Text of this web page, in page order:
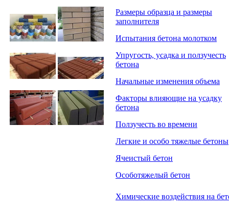
Размеры образца и размеры
заполнителя
Испытания бетона молотком
Упругость, усадка и ползучесть
бетона
Начальные изменения объема
Факторы влияющие на усадку
бетона
Ползучесть во времени
Легкие и особо тяжелые бетоны
Ячеистый бетон
Особотяжелый бетон
Химические воздействия на